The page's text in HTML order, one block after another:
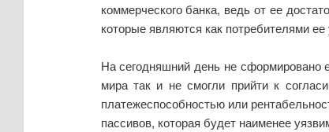
коммерческого банка, ведь от ее
которые являются как потребителями ее
На сегодняшний день не сформировано
мира так и не смогли прийти к
платежеспособностью или
пассивов, которая будет наименее